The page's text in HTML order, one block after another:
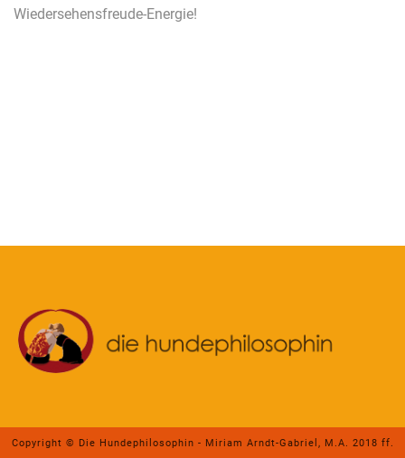
Wiedersehensfreude-Energie!
Copyright © Die Hundephilosophin - Miriam Arndt-Gabriel, M.A. 2018 ff.